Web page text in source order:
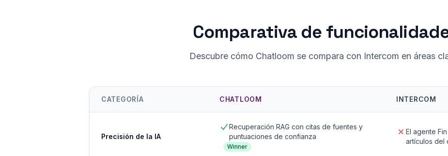
Comparativa de
Descubre cómo Chatloom se compara con Intercom en áreas
CATEGORÍA CHATLOOM INTERCOM
Precisión de la IA
Recuperación RAG con citas de fuentes y
puntuaciones de confianza
Winner
El agente
artículos del